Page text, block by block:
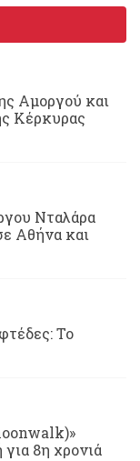
Αμοργού και
Κέρκυρας
Νταλάρα
Αθήνα και
Το
8η χρονιά